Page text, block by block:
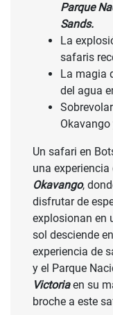
Parque
Sands.
La
safaris
La magia
del agua
Un safari en
una experiencia
Okavango,
disfrutar de
explosionan en
sol desciende
experiencia de
y el Parque
Victoriaen su
broche a este